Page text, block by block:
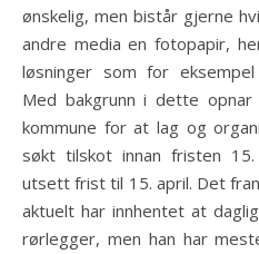
ønskelig, men bistår gjerne
andre media en fotopapir,
løsninger som for
Med bakgrunn i dette opnar
kommune for at lag og
søkt tilskot innan fristen
utsett frist til 15. april. Det
aktuelt har innhentet at
rørlegger, men han har